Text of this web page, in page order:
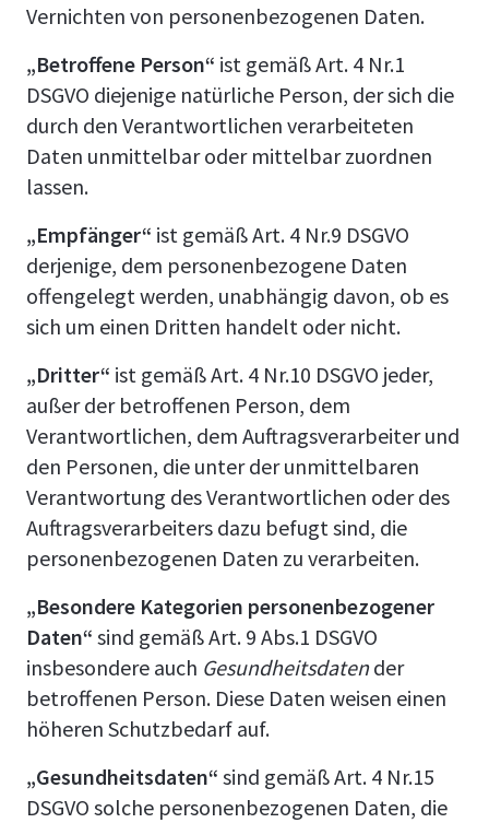
Vernichten von personenbezogenen Daten.
„Betroffene Person“ ist gemäß Art. 4 Nr.1
DSGVO diejenige natürliche Person, der sich die
durch den Verantwortlichen verarbeiteten
Daten unmittelbar oder mittelbar zuordnen
lassen.
„Empfänger“ ist gemäß Art. 4 Nr.9 DSGVO
derjenige, dem personenbezogene Daten
offengelegt werden, unabhängig davon, ob es
sich um einen Dritten handelt oder nicht.
„Dritter“ ist gemäß Art. 4 Nr.10 DSGVO jeder,
außer der betroffenen Person, dem
Verantwortlichen, dem Auftragsverarbeiter und
den Personen, die unter der unmittelbaren
Verantwortung des Verantwortlichen oder des
Auftragsverarbeiters dazu befugt sind, die
personenbezogenen Daten zu verarbeiten.
„Besondere Kategorien personenbezogener
Daten“ sind gemäß Art. 9 Abs.1 DSGVO
insbesondere auch Gesundheitsdatender
betroffenen Person. Diese Daten weisen einen
höheren Schutzbedarf auf.
„Gesundheitsdaten“ sind gemäß Art. 4 Nr.15
DSGVO solche personenbezogenen Daten, die